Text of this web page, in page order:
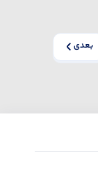
بعدی